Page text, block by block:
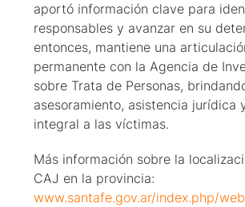
aportó información clave para
responsables y avanzar en su
entonces, mantiene una
permanente con la Agencia de
sobre Trata de Personas,
asesoramiento, asistencia jurídica
integral a las víctimas.
Más información sobre la
CAJ en la provincia:
www.santafe.gov.ar/index.php/